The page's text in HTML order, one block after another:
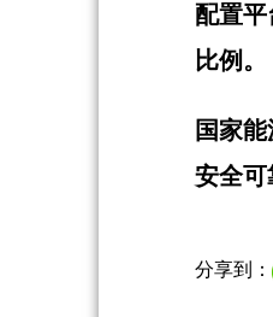
配置
比例。
国家
安全可
分享到：